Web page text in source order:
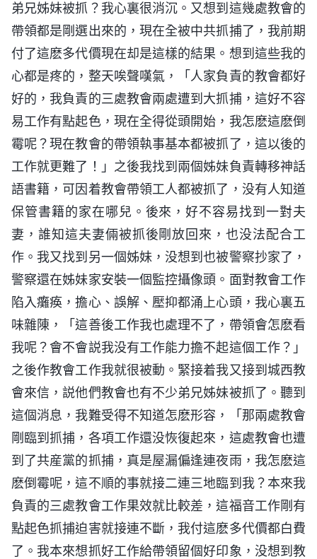
弟兄姊妹被抓？我心裏很消沉。又想到這幾處教會的
帶領都是剛選出來的，現在全被中共抓捕了，我前期
付了這麽多代價現在却是這樣的結果。想到這些我的
心都是疼的，整天唉聲嘆氣，「人家負責的教會都好
好的，我負責的三處教會兩處遭到大抓捕，這好不容
易工作有點起色，現在全得從頭開始，我怎麽這麽倒
霉呢？現在教會的帶領執事基本都被抓了，這以後的
工作就更難了！」之後我找到兩個姊妹負責轉移神話
語書籍，可因着教會帶領工人都被抓了，没有人知道
保管書籍的家在哪兒。後來，好不容易找到一對夫
妻，誰知這夫妻倆被抓後剛放回來，也没法配合工
作。我又找到另一個姊妹，没想到也被警察抄家了，
警察還在姊妹家安裝一個監控攝像頭。面對教會工作
陷入癱痪，擔心、誤解、壓抑都涌上心頭，我心裏五
味雜陳，「這善後工作我也處理不了，帶領會怎麽看
我呢？會不會説我没有工作能力擔不起這個工作？」
之後作教會工作我就很被動。緊接着我又接到城西教
會來信，説他們教會也有不少弟兄姊妹被抓了。聽到
這個消息，我難受得不知道怎麽形容，「那兩處教會
剛臨到抓捕，各項工作還没恢復起來，這處教會也遭
到了共産黨的抓捕，真是屋漏偏逢連夜雨，我怎麽這
麽倒霉呢，這不順的事就接二連三地臨到我？本來我
負責的三處教會工作果效就比較差，這福音工作剛有
點起色抓捕迫害就接連不斷，我付這麽多代價都白費
了。我本來想抓好工作給帶領留個好印象，没想到教